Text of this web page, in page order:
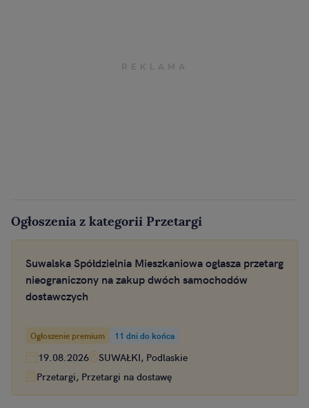
Ogłoszenia z kategorii Przetargi
Suwalska Spółdzielnia Mieszkaniowa ogłasza przetarg
nieograniczony na zakup dwóch samochodów
dostawczych
Ogłoszenie premium 11 dni do końca
19.08.2026
SUWAŁKI, Podlaskie
Przetargi, Przetargi na dostawę